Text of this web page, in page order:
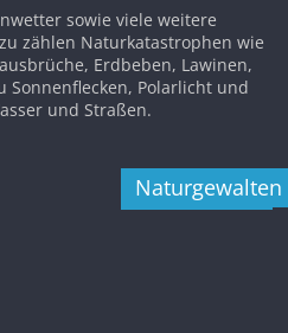
sowie viele weitere
zählen Naturkatastrophen wie
Erdbeben, Lawinen,
Sonnenflecken, Polarlicht und
und Straßen.
Naturgewalten